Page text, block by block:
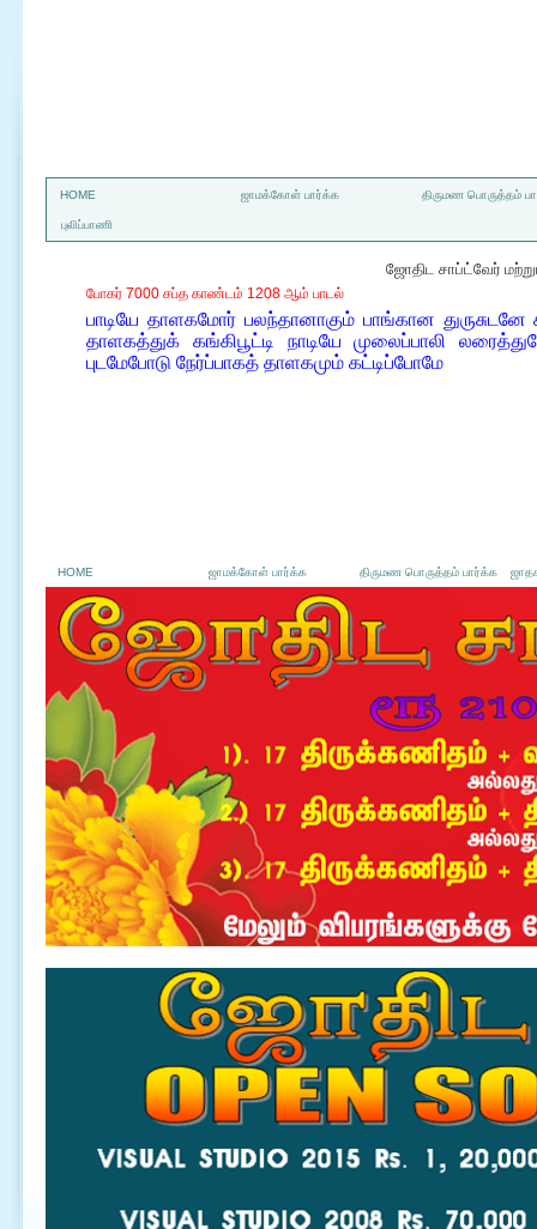
HOME ஜாமக்கோள் பார்க்க திருமண பொருத்தம்
புலிப்பாணி
ஜோதிட சாப்ட்வேர்
போகர் 7000 சப்த காண்டம் 1208 ஆம் பாடல்
பாடியே தாளகமோர் பலந்தானாகும் பாங்கான
தாளகத்துக் கங்கிபூட்டி நாடியே முலைப்பாலி
புடமேபோடு நேர்ப்பாகத் தாளகமும் கட்டிப்போமே
HOME ஜாமக்கோள் பார்க்க திருமண பொருத்தம் பார்க்க